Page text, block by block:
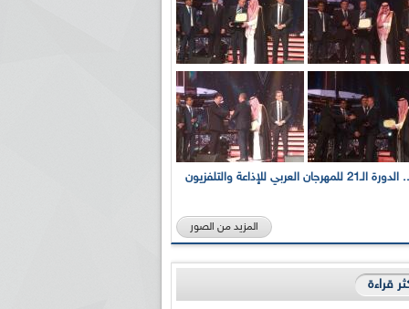
بالصور... الدورة الـ21 للمهرجان العربي للإذاعة والتلفزيون
المزيد من الصور
قراءة